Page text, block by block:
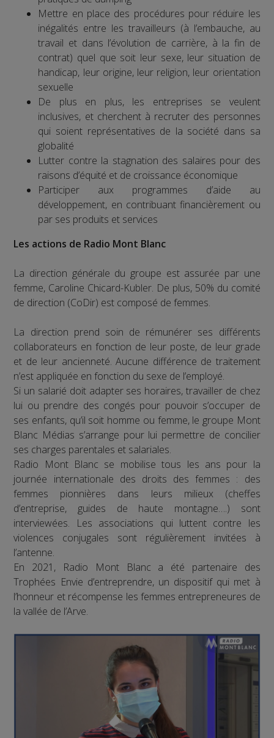
Mettre en place des procédures pour réduire les
inégalités entre les travailleurs (à l’embauche, au
travail et dans l’évolution de carrière, à la fin de
contrat) quel que soit leur sexe, leur situation de
handicap, leur origine, leur religion, leur orientation
sexuelle
De plus en plus, les entreprises se veulent
inclusives, et cherchent à recruter des personnes
qui soient représentatives de la société dans sa
globalité
Lutter contre la stagnation des salaires pour des
raisons d’équité et de croissance économique
Participer aux programmes d’aide au
développement, en contribuant financièrement ou
par ses produits et services
Les actions de Radio Mont Blanc
La direction générale du groupe est assurée par une
femme, Caroline Chicard-Kubler. De plus, 50% du comité
de direction (CoDir) est composé de femmes.
La direction prend soin de rémunérer ses différents
collaborateurs en fonction de leur poste, de leur grade
et de leur ancienneté. Aucune différence de traitement
n’est appliquée en fonction du sexe de l’employé.
Si un salarié doit adapter ses horaires, travailler de chez
lui ou prendre des congés pour pouvoir s’occuper de
ses enfants, qu’il soit homme ou femme, le groupe Mont
Blanc Médias s’arrange pour lui permettre de concilier
ses charges parentales et salariales.
Radio Mont Blanc se mobilise tous les ans pour la
journée internationale des droits des femmes : des
femmes pionnières dans leurs milieux (cheffes
d’entreprise, guides de haute montagne….) sont
interviewées. Les associations qui luttent contre les
violences conjugales sont régulièrement invitées à
l’antenne.
En 2021, Radio Mont Blanc a été partenaire des
Trophées Envie d’entreprendre, un dispositif qui met à
l’honneur et récompense les femmes entrepreneures de
la vallée de l’Arve.